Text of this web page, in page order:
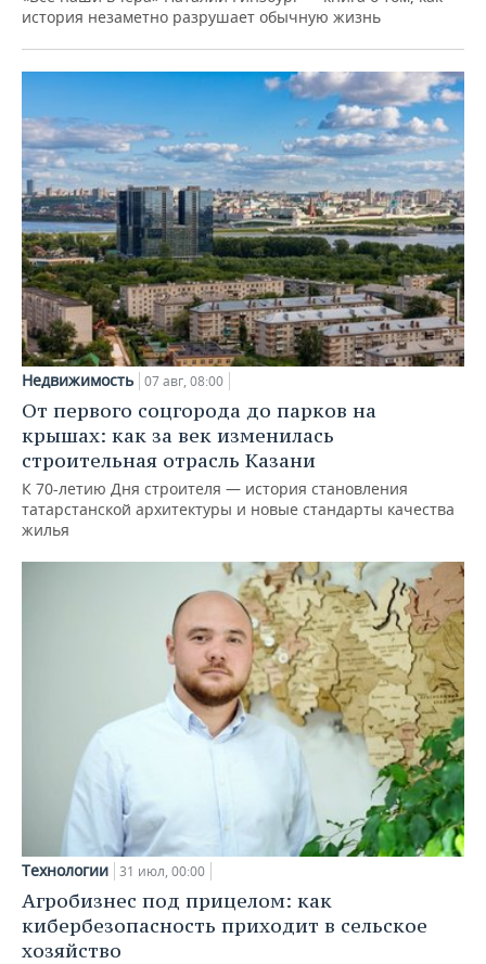
история незаметно разрушает обычную жизнь
Недвижимость 07 авг, 08:00
От первого соцгорода до парков на
крышах: как за век изменилась
строительная отрасль Казани
К 70-летию Дня строителя — история становления
татарстанской архитектуры и новые стандарты качества
жилья
Технологии 31 июл, 00:00
Агробизнес под прицелом: как
кибербезопасность приходит в сельское
хозяйство